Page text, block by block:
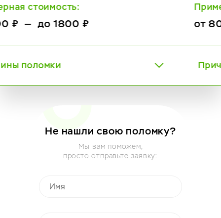
Примерная стоимость:
от 800 ₽ — до 2800 ₽
Причины поломки
Не нашли свою поломку?
Мы вам поможем,
просто отправьте заявку: